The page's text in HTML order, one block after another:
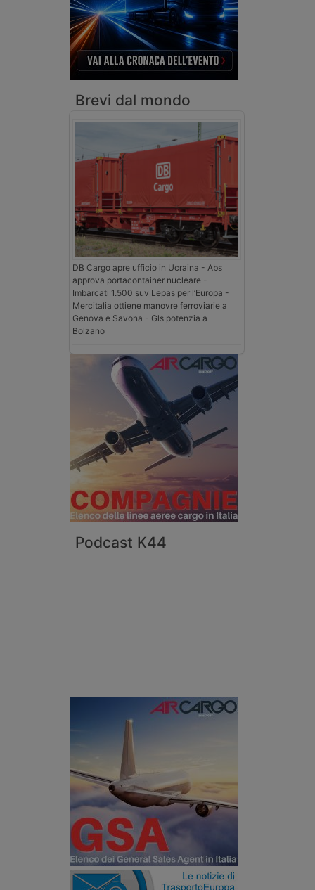
Brevi dal mondo
DB Cargo apre ufficio in Ucraina - Abs
approva portacontainer nucleare -
Imbarcati 1.500 suv Lepas per l’Europa -
Mercitalia ottiene manovre ferroviarie a
Genova e Savona - Gls potenzia a
Bolzano
Podcast K44